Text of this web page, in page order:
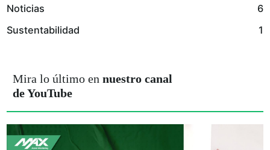
Noticias
6
Sustentabilidad
1
Mira lo último ennuestro canal
de YouTube